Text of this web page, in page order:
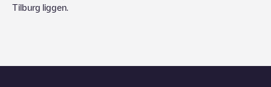
Tilburg liggen.